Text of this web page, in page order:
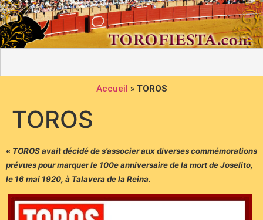
Accueil » TOROS
TOROS
« TOROS avait décidé de s’associer aux diverses commémorations
prévues pour marquer le 100e anniversaire de la mort de Joselito,
le 16 mai 1920, à Talavera de la Reina.